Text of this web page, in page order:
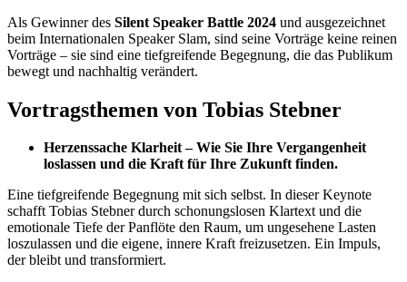
Als Gewinner des Silent Speaker Battle 2024 und ausgezeichnet
beim Internationalen Speaker Slam, sind seine Vorträge keine reinen
Vorträge – sie sind eine tiefgreifende Begegnung, die das Publikum
bewegt und nachhaltig verändert.
Vortragsthemen von Tobias Stebner
Herzenssache Klarheit – Wie Sie Ihre Vergangenheit
loslassen und die Kraft für Ihre Zukunft finden.
Eine tiefgreifende Begegnung mit sich selbst. In dieser Keynote
schafft Tobias Stebner durch schonungslosen Klartext und die
emotionale Tiefe der Panflöte den Raum, um ungesehene Lasten
loszulassen und die eigene, innere Kraft freizusetzen. Ein Impuls,
der bleibt und transformiert.